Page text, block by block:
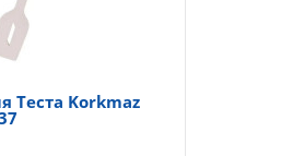
в сравнения
В избранные
Теста Korkmaz